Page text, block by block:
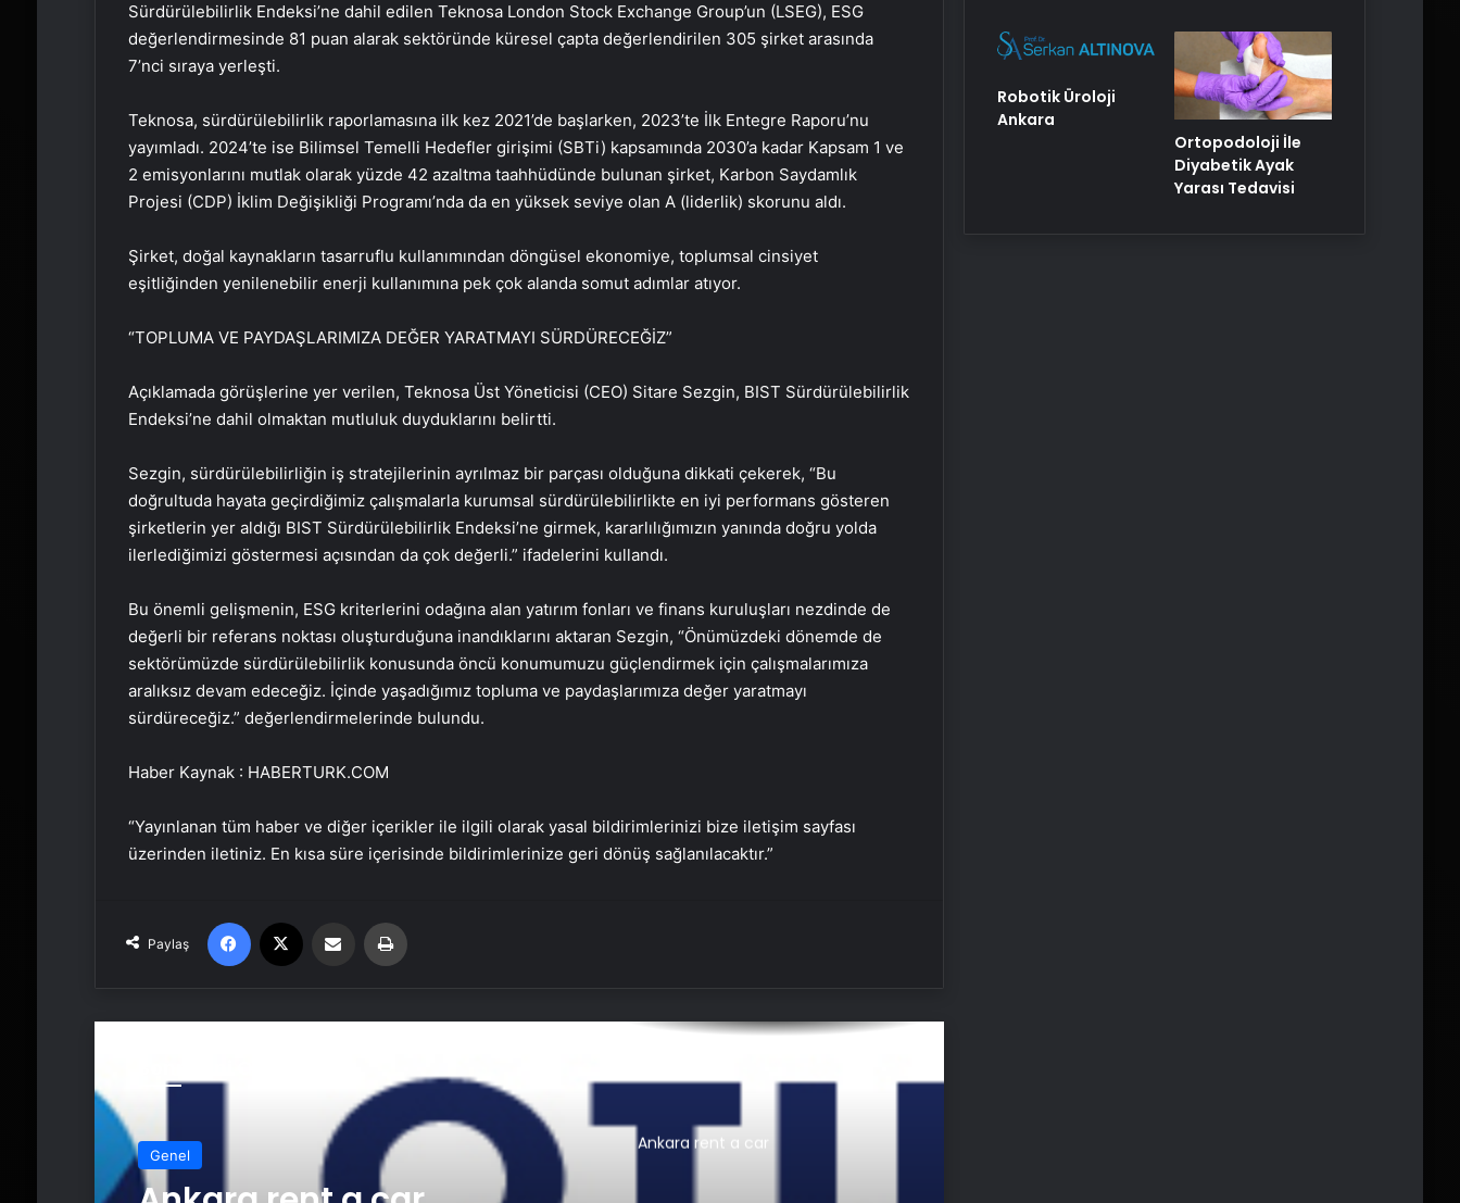
Sürdürülebilirlik Endeksi’ne dahil edilen Teknosa London Stock Exchange Group’un (LSEG), ESG
değerlendirmesinde 81 puan alarak sektöründe küresel çapta değerlendirilen 305 şirket arasında
7’nci sıraya yerleşti.
Teknosa, sürdürülebilirlik raporlamasına ilk kez 2021’de başlarken, 2023’te İlk Entegre Raporu’nu
yayımladı. 2024’te ise Bilimsel Temelli Hedefler girişimi (SBTi) kapsamında 2030’a kadar Kapsam 1 ve
2 emisyonlarını mutlak olarak yüzde 42 azaltma taahhüdünde bulunan şirket, Karbon Saydamlık
Projesi (CDP) İklim Değişikliği Programı’nda da en yüksek seviye olan A (liderlik) skorunu aldı.
Şirket, doğal kaynakların tasarruflu kullanımından döngüsel ekonomiye, toplumsal cinsiyet
eşitliğinden yenilenebilir enerji kullanımına pek çok alanda somut adımlar atıyor.
“TOPLUMA VE PAYDAŞLARIMIZA DEĞER YARATMAYI SÜRDÜRECEĞİZ”
Açıklamada görüşlerine yer verilen, Teknosa Üst Yöneticisi (CEO) Sitare Sezgin, BIST Sürdürülebilirlik
Endeksi’ne dahil olmaktan mutluluk duyduklarını belirtti.
Sezgin, sürdürülebilirliğin iş stratejilerinin ayrılmaz bir parçası olduğuna dikkati çekerek, “Bu
doğrultuda hayata geçirdiğimiz çalışmalarla kurumsal sürdürülebilirlikte en iyi performans gösteren
şirketlerin yer aldığı BIST Sürdürülebilirlik Endeksi’ne girmek, kararlılığımızın yanında doğru yolda
ilerlediğimizi göstermesi açısından da çok değerli.” ifadelerini kullandı.
Bu önemli gelişmenin, ESG kriterlerini odağına alan yatırım fonları ve finans kuruluşları nezdinde de
değerli bir referans noktası oluşturduğuna inandıklarını aktaran Sezgin, “Önümüzdeki dönemde de
sektörümüzde sürdürülebilirlik konusunda öncü konumumuzu güçlendirmek için çalışmalarımıza
aralıksız devam edeceğiz. İçinde yaşadığımız topluma ve paydaşlarımıza değer yaratmayı
sürdüreceğiz.” değerlendirmelerinde bulundu.
Haber Kaynak : HABERTURK.COM
“Yayınlanan tüm haber ve diğer içerikler ile ilgili olarak yasal bildirimlerinizi bize iletişim sayfası
üzerinden iletiniz. En kısa süre içerisinde bildirimlerinize geri dönüş sağlanılacaktır.”
Paylaş
Facebook Email'den paylaş
Genel
Serjoy : Dijital Medya Ajansı, Google
Reklam Ajansı, SEO Ajansı ve Web
Umre Ne Kadar
Ücret ve Kesintisiz Burs
Ankara rent a car
Robotik Üroloji
Ankara
Ortopodoloji İle
Diyabetik Ayak
Yarası Tedavisi